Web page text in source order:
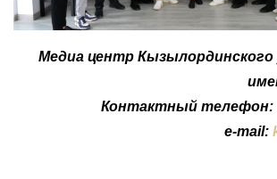
Медиа центр
Контактный телефон:
e-mail: